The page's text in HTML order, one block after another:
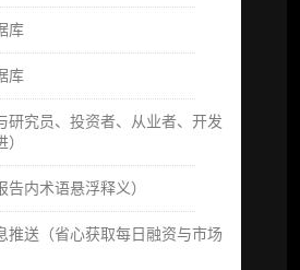
库
库
研究员、投资者、从业者、开发
告内术语悬浮释义）
推送（省心获取每日融资与市场
疑服务（3 次提问，话题需审
版（12 次/年）